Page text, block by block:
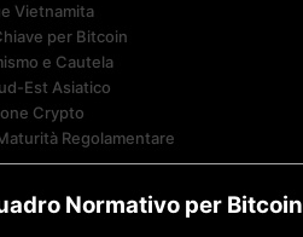
Vietnamita
per Bitcoin
e Cautela
Est Asiatico
Crypto
Regolamentare
Normativo per